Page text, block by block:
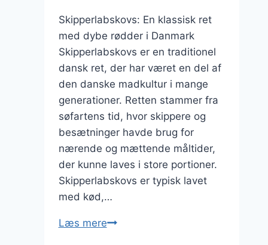
Skipperlabskovs: En klassisk ret
med dybe rødder i Danmark
Skipperlabskovs er en traditionel
dansk ret, der har været en del af
den danske madkultur i mange
generationer. Retten stammer fra
søfartens tid, hvor skippere og
besætninger havde brug for
nærende og mættende måltider,
der kunne laves i store portioner.
Skipperlabskovs er typisk lavet
med kød,…
Læs mereSkipperlabskovs